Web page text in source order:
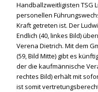
Handballzweitligisten TSG
personellen
Kraft getreten ist. Der
Endlich (40, linkes Bild)
Verena Dietrich. Mit dem
(59, Bild Mitte) gibt es
der die kaufmännische
rechtes Bild) erhält mit
ist somit